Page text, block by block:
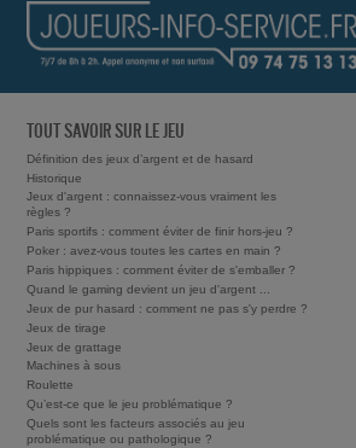
TOUT SAVOIR SUR LE JEU
Définition des jeux d’argent et de hasard
Historique
Jeux d'argent : connaissez-vous vraiment les
règles ?
Paris sportifs : comment éviter de finir hors-jeu ?
Poker : avez-vous toutes les cartes en main ?
Paris hippiques : comment éviter de s'emballer ?
Quand le gaming devient un jeu d'argent ...
Jeux de pur hasard : comment ne pas s'y perdre ?
Jeux de tirage
Jeux de grattage
Machines à sous
Roulette
Qu’est-ce que le jeu problématique ?
Quels sont les facteurs associés au jeu
problématique ou pathologique ?